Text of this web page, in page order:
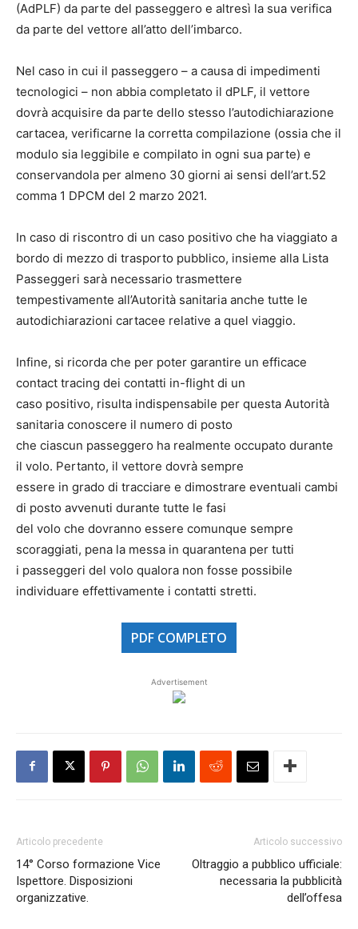
(AdPLF) da parte del passeggero e altresì la sua verifica
da parte del vettore all’atto dell’imbarco.
Nel caso in cui il passeggero – a causa di impedimenti
tecnologici – non abbia completato il dPLF, il vettore
dovrà acquisire da parte dello stesso l’autodichiarazione
cartacea, verificarne la corretta compilazione (ossia che il
modulo sia leggibile e compilato in ogni sua parte) e
conservandola per almeno 30 giorni ai sensi dell’art.52
comma 1 DPCM del 2 marzo 2021.
In caso di riscontro di un caso positivo che ha viaggiato a
bordo di mezzo di trasporto pubblico, insieme alla Lista
Passeggeri sarà necessario trasmettere
tempestivamente all’Autorità sanitaria anche tutte le
autodichiarazioni cartacee relative a quel viaggio.
Infine, si ricorda che per poter garantire un efficace
contact tracing dei contatti in-flight di un
caso positivo, risulta indispensabile per questa Autorità
sanitaria conoscere il numero di posto
che ciascun passeggero ha realmente occupato durante
il volo. Pertanto, il vettore dovrà sempre
essere in grado di tracciare e dimostrare eventuali cambi
di posto avvenuti durante tutte le fasi
del volo che dovranno essere comunque sempre
scoraggiati, pena la messa in quarantena per tutti
i passeggeri del volo qualora non fosse possibile
individuare effettivamente i contatti stretti.
PDF COMPLETO
Advertisement
Articolo precedente
14° Corso formazione Vice
Ispettore. Disposizioni
organizzative.
Articolo successivo
Oltraggio a pubblico ufficiale:
necessaria la pubblicità
dell’offesa